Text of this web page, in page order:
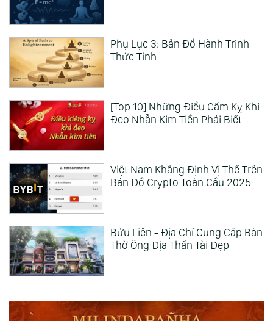
Phụ Lục 3: Bản Đồ Hành Trình
Thức Tỉnh
[Top 10] Những Điều Cấm Kỵ Khi
Đeo Nhẫn Kim Tiền Phải Biết
Việt Nam Khẳng Định Vị Thế Trên
Bản Đồ Crypto Toàn Cầu 2025
Bửu Liên - Địa Chỉ Cung Cấp Bàn
Thờ Ông Địa Thần Tài Đẹp